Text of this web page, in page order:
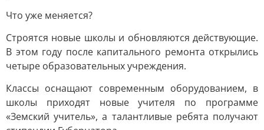
Что уже меняется?
Строятся новые школы и обновляются действующие.
В этом году после капитального ремонта открылись
четыре образовательных учреждения.
Классы оснащают современным оборудованием, в
школы приходят новые учителя по программе
«Земский учитель», а талантливые ребята получают